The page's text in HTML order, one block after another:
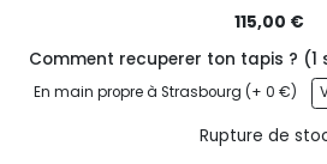
115,00 €
Comment recuperer ton tapis ? (1
En main propre à Strasbourg (+ 0 €)
Rupture de